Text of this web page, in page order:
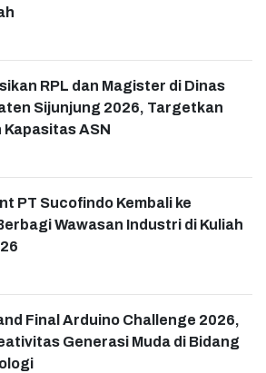
RPL dan Magister di Dinas
Sijunjung 2026, Targetkan
ASN
PT Sucofindo Kembali ke
Wawasan Industri di Kuliah
Final Arduino Challenge 2026,
Generasi Muda di Bidang